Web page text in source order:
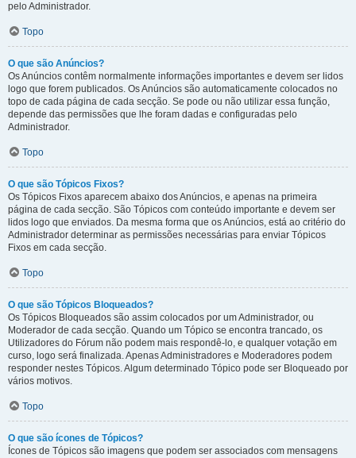
pelo Administrador.
Topo
O que são Anúncios?
Os Anúncios contêm normalmente informações importantes e devem ser lidos
logo que forem publicados. Os Anúncios são automaticamente colocados no
topo de cada página de cada secção. Se pode ou não utilizar essa função,
depende das permissões que lhe foram dadas e configuradas pelo
Administrador.
Topo
O que são Tópicos Fixos?
Os Tópicos Fixos aparecem abaixo dos Anúncios, e apenas na primeira
página de cada secção. São Tópicos com conteúdo importante e devem ser
lidos logo que enviados. Da mesma forma que os Anúncios, está ao critério do
Administrador determinar as permissões necessárias para enviar Tópicos
Fixos em cada secção.
Topo
O que são Tópicos Bloqueados?
Os Tópicos Bloqueados são assim colocados por um Administrador, ou
Moderador de cada secção. Quando um Tópico se encontra trancado, os
Utilizadores do Fórum não podem mais respondê-lo, e qualquer votação em
curso, logo será finalizada. Apenas Administradores e Moderadores podem
responder nestes Tópicos. Algum determinado Tópico pode ser Bloqueado por
vários motivos.
Topo
O que são ícones de Tópicos?
Ícones de Tópicos são imagens que podem ser associados com mensagens